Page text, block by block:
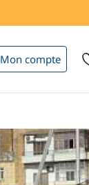
Mon compte